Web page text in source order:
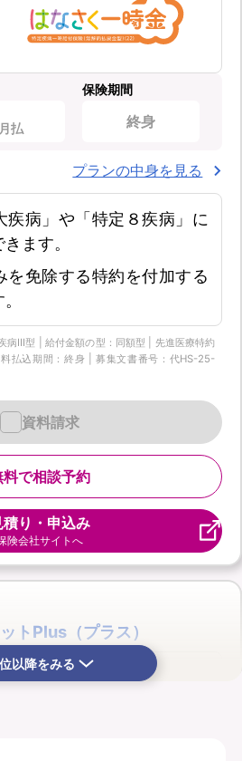
保険期間
終身
プランの中身を見る
疾病」や「特定８疾病」に
ます。
を免除する特約を付加する
病Ⅲ型 | 給付金額の型：同額型 | 先進医療特約
払込期間：終身 | 募集文書番号：代HS-25-
料で相談予約
資料請求
積り・申込み
険会社サイトへ
トPlus（プラス）
以降をみる